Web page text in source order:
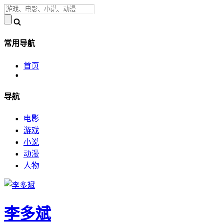
常用导航
首页
导航
电影
游戏
小说
动漫
人物
李多斌